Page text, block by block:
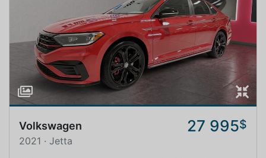
Volkswagen 27 995$
2021 · Jetta